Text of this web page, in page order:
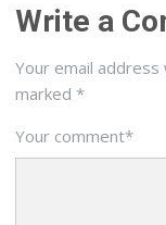
Write a
Your email address
marked *
Your comment*